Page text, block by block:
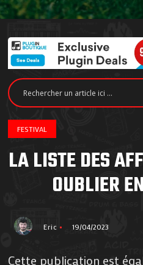
FESTIVAL
LA LISTE DES
OUBLIER
Eric 19/04/2023
Cette publication est